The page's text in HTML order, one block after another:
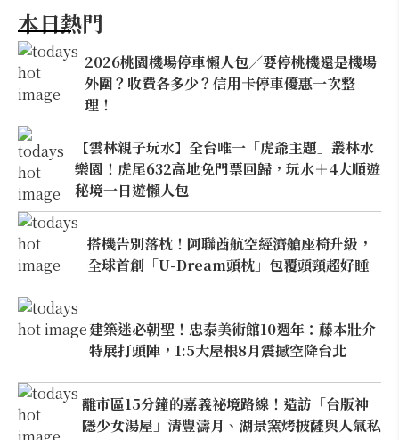
本日熱門
2026桃園機場停車懶人包／要停桃機還是機場
外圍？收費各多少？信用卡停車優惠一次整
理！
【雲林親子玩水】全台唯一「虎爺主題」叢林水
樂園！虎尾632高地免門票回歸，玩水＋4大順遊
秘境一日遊懶人包
搭機告別落枕！阿聯酋航空經濟艙座椅升級，
全球首創「U-Dream頭枕」包覆頭頸超好睡
建築迷必朝聖！忠泰美術館10週年：藤本壯介
特展打頭陣，1:5大屋根8月震撼空降台北
離市區15分鐘的嘉義祕境路線！造訪「台版神
隱少女湯屋」清豐濤月、湖景窯烤披薩與人氣私